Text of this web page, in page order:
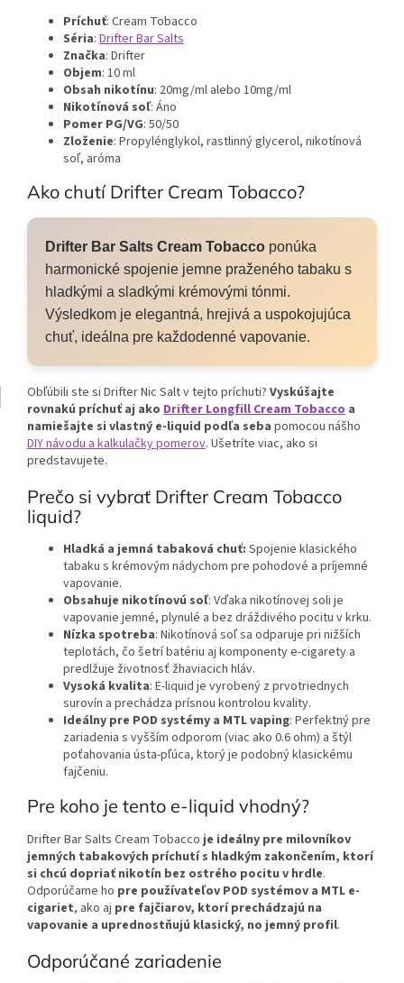
Príchuť: Cream Tobacco
Séria: Drifter Bar Salts
Značka: Drifter
Objem: 10 ml
Obsah nikotínu: 20mg/ml alebo 10mg/ml
Nikotínová soľ: Áno
Pomer PG/VG: 50/50
Zloženie: Propylénglykol, rastlinný glycerol, nikotínová
soľ, aróma
Ako chutí Drifter Cream Tobacco?
Drifter Bar Salts Cream Tobacco ponúka
harmonické spojenie jemne praženého tabaku s
hladkými a sladkými krémovými tónmi.
Výsledkom je elegantná, hrejivá a uspokojujúca
chuť, ideálna pre každodenné vapovanie.
Obľúbili ste si Drifter Nic Salt v tejto príchuti? Vyskúšajte
rovnakú príchuť aj ako Drifter Longfill Cream Tobacco a
namiešajte si vlastný e-liquid podľa seba pomocou nášho
DIY návodu a kalkulačky pomerov. Ušetríte viac, ako si
predstavujete.
Prečo si vybrať Drifter Cream Tobacco
liquid?
Hladká a jemná tabaková chuť: Spojenie klasického
tabaku s krémovým nádychom pre pohodové a príjemné
vapovanie.
Obsahuje nikotínovú soľ: Vďaka nikotínovej soli je
vapovanie jemné, plynulé a bez dráždivého pocitu v krku.
Nízka spotreba: Nikotínová soľ sa odparuje pri nižších
teplotách, čo šetrí batériu aj komponenty e-cigarety a
predlžuje životnosť žhaviacich hláv.
Vysoká kvalita: E-liquid je vyrobený z prvotriednych
surovín a prechádza prísnou kontrolou kvality.
Ideálny pre POD systémy a MTL vaping: Perfektný pre
zariadenia s vyšším odporom (viac ako 0.6 ohm) a štýl
poťahovania ústa-pľúca, ktorý je podobný klasickému
fajčeniu.
Pre koho je tento e-liquid vhodný?
Drifter Bar Salts Cream Tobacco je ideálny pre milovníkov
jemných tabakových príchutí s hladkým zakončením, ktorí
si chcú dopriať nikotín bez ostrého pocitu v hrdle.
Odporúčame ho pre používateľov POD systémov a MTL e-
cigariet, ako aj pre fajčiarov, ktorí prechádzajú na
vapovanie a uprednostňujú klasický, no jemný profil.
Odporúčané zariadenie